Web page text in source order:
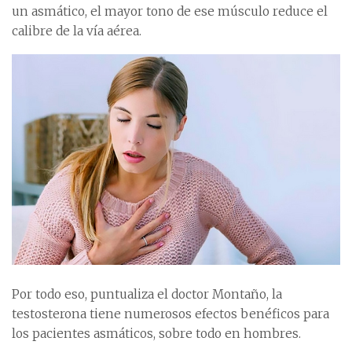
un asmático, el mayor tono de ese músculo reduce el
calibre de la vía aérea.
Por todo eso, puntualiza el doctor Montaño, la
testosterona tiene numerosos efectos benéficos para
los pacientes asmáticos, sobre todo en hombres.